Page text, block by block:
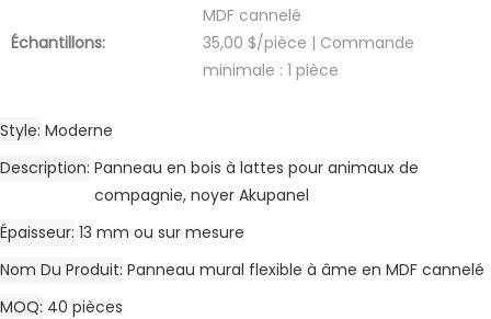
MDF cannelé
Échantillons:
35,00 $/pièce | Commande
minimale : 1 pièce
Style Moderne
Description Panneau en bois à lattes pour animaux de
compagnie, noyer Akupanel
Épaisseur 13 mm ou sur mesure
Nom Du Produit Panneau mural flexible à âme en MDF cannelé
MOQ 40 pièces